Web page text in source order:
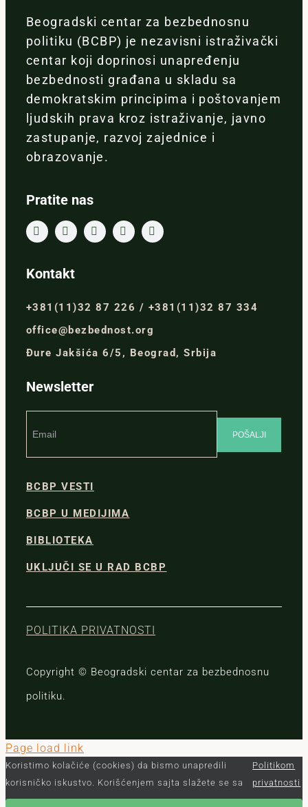
Beogradski centar za bezbednosnu
politiku (BCBP) je nezavisni istraživački
centar koji doprinosi unapređenju
bezbednosti građana u skladu sa
demokratskim principima i poštovanjem
ljudskih prava kroz istraživanje, javno
zastupanje, razvoj zajednice i
obrazovanje.
Pratite nas
Kontakt
+381(11)32 87 226 / +381(11)32 87 334
office@bezbednost.org
Đure Jakšića 6/5, Beograd, Srbija
Newsletter
BCBP VESTI
BCBP U MEDIJIMA
BIBLIOTEKA
UKLJUČI SE U RAD BCBP
POLITIKA PRIVATNOSTI
Copyright © Beogradski centar za bezbednosnu
politiku.
Page load link
Koristimo kolačiće (cookies) da bismo unapredili
korisničko iskustvo. Korišćenjem sajta slažete se sa
Politikom
privatnosti